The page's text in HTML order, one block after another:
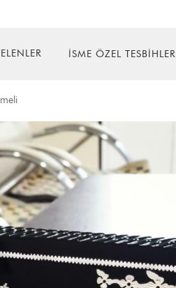
İSME ÖZEL TESBİHLER